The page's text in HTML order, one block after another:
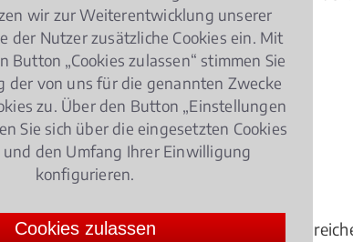
Hund bei heißen Temperaturen ohne
wir zur Weiterentwicklung unserer
der Nutzer zusätzliche Cookies ein. Mit
Button „Cookies zulassen“ stimmen Sie
der von uns für die genannten Zwecke
zu. Über den Button „Einstellungen
Sie sich über die eingesetzten Cookies
den Umfang Ihrer Einwilligung
konfigurieren.
Cookies zulassen